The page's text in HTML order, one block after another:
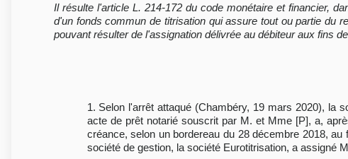
Il résulte l'article L. 214-172 du code monétaire et financier,
d'un fonds commun de titrisation qui assure tout ou partie du
pouvant résulter de l'assignation délivrée au débiteur aux fins
1. Selon l'arrêt attaqué (Chambéry, 19 mars 2020), la
acte de prêt notarié souscrit par M. et Mme [P], a,
créance, selon un bordereau du 28 décembre 2018,
société de gestion, la société Eurotitrisation, a assigné